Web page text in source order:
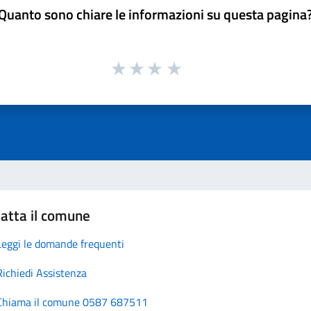
sono chiare le informazioni su questa
il comune
le domande frequenti
Assistenza
il comune 0587 687511